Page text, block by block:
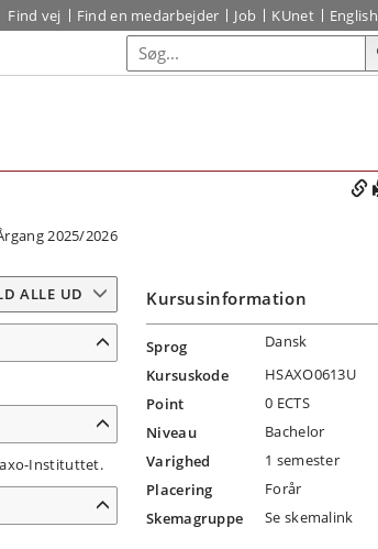
Find vej Find en medarbejder Job KUnet English
2025/2026
ALLE UD
Instituttet.
Kursusinformation
Sprog
Dansk
Kursuskode
HSAXO0613U
Point
0 ECTS
Niveau
Bachelor
Varighed
1 semester
Placering
Forår
Skemagruppe
Se skemalink